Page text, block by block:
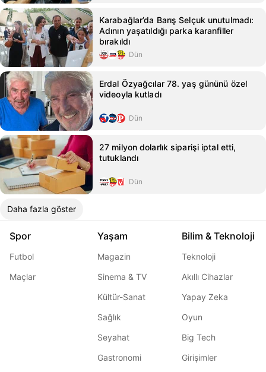
Karabağlar’da Barış Selçuk unutulmadı:
Adının yaşatıldığı parka karanfiller
bırakıldı
Dün
Erdal Özyağcılar 78. yaş gününü özel
videoyla kutladı
Dün
27 milyon dolarlık siparişi iptal etti,
tutuklandı
Dün
Daha fazla göster
Spor
Futbol
Maçlar
Yaşam
Magazin
Sinema & TV
Kültür-Sanat
Sağlık
Seyahat
Gastronomi
Bilim & Teknoloji
Teknoloji
Akıllı Cihazlar
Yapay Zeka
Oyun
Big Tech
Girişimler